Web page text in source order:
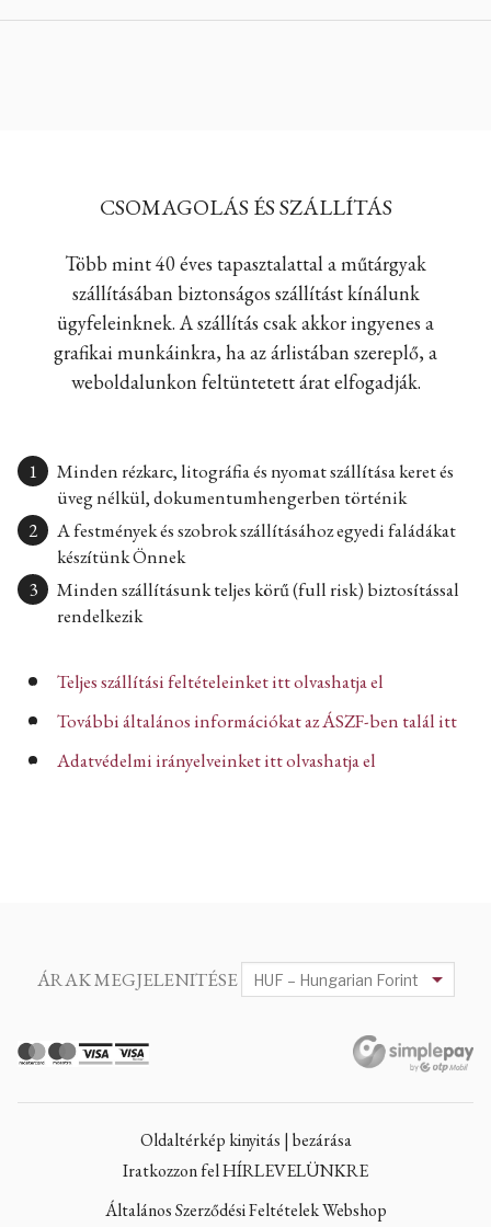
CSOMAGOLÁS ÉS SZÁLLÍTÁS
Több mint 40 éves tapasztalattal a műtárgyak
szállításában biztonságos szállítást kínálunk
ügyfeleinknek. A szállítás csak akkor ingyenes a
grafikai munkáinkra, ha az árlistában szereplő, a
weboldalunkon feltüntetett árat elfogadják.
Minden rézkarc, litográfia és nyomat szállítása keret és
üveg nélkül, dokumentumhengerben történik
A festmények és szobrok szállításához egyedi faládákat
készítünk Önnek
Minden szállításunk teljes körű (full risk) biztosítással
rendelkezik
Teljes szállítási feltételeinket itt olvashatja el
További általános információkat az ÁSZF-ben talál itt
Adatvédelmi irányelveinket itt olvashatja el
ÁRAK MEGJELENITÉSE
Oldaltérkép kinyitás | bezárása
Iratkozzon fel HÍRLEVELÜNKRE
Általános Szerződési Feltételek Webshop